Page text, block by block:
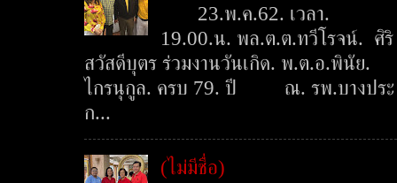
23.พ.ค.62. เวลา.
19.00.น. พล.ต.ต.ทวีโรจน์. ศิริ
สวัสดีบุตร ร่วมงานวันเกิด. พ.ต.อ.พินัย.
ไกรนุกูล. ครบ 79. ปี ณ. รพ.บางประ
ก...
(ไม่มีชื่อ)